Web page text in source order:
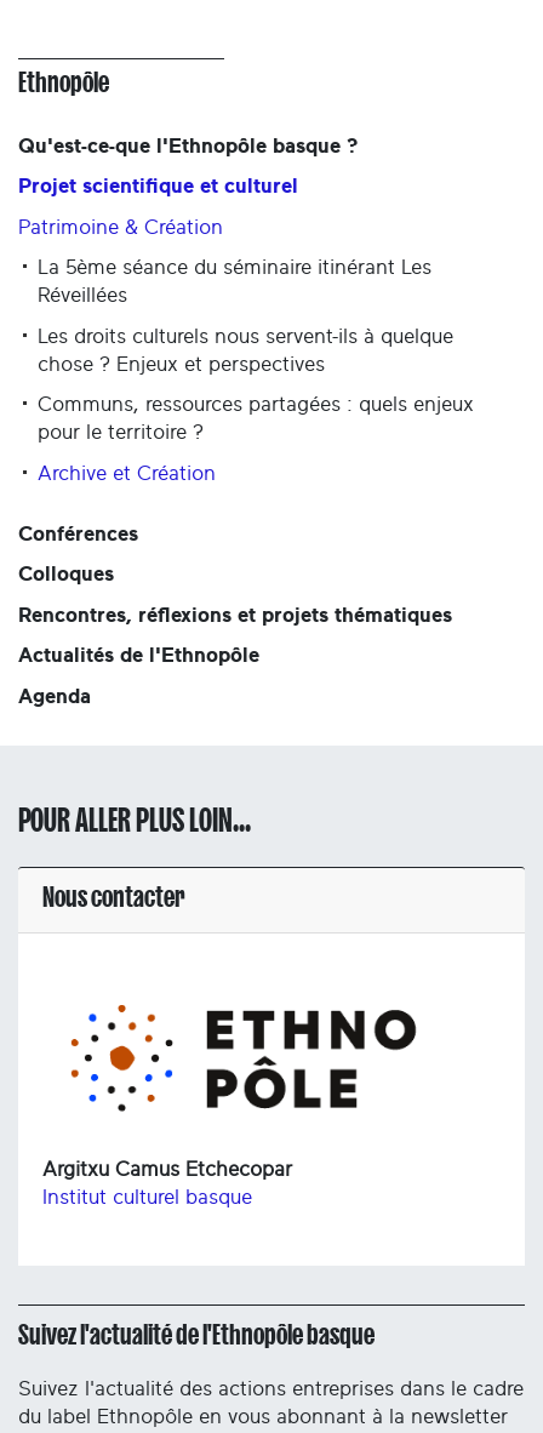
Ethnopôle
Qu'est-ce-que l'Ethnopôle basque ?
Projet scientifique et culturel
Patrimoine & Création
La 5ème séance du séminaire itinérant Les
Réveillées
Les droits culturels nous servent-ils à quelque
chose ? Enjeux et perspectives
Communs, ressources partagées : quels enjeux
pour le territoire ?
Archive et Création
Conférences
Colloques
Rencontres, réflexions et projets thématiques
Actualités de l'Ethnopôle
Agenda
POUR ALLER PLUS LOIN...
Nous contacter
Argitxu Camus Etchecopar
Institut culturel basque
Suivez l'actualité de l'Ethnopôle basque
Suivez l'actualité des actions entreprises dans le cadre
du label Ethnopôle en vous abonnant à la newsletter